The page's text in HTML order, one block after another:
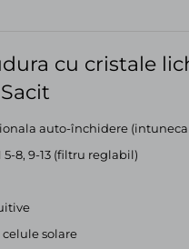
cu cristale
auto-închidere
8, 9-13 (filtru reglabil)
solare